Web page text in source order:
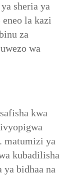
sheria ya
la kazi
za
wa
kwa
matumizi ya
kubadilisha
ya bidhaa na